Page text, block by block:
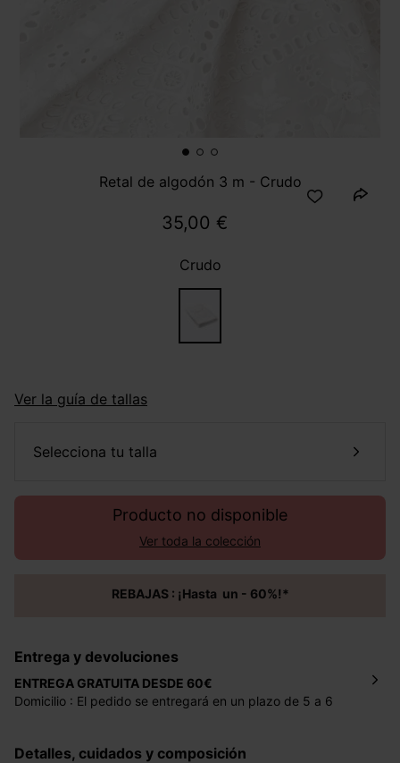
Retal de algodón 3 m - Crudo
35,00 €
Crudo
Ver la guía de tallas
selecciona tu talla
Producto no disponible
Ver toda la colección
REBAJAS : ¡Hasta un - 60%!*
Entrega y devoluciones
ENTREGA GRATUITA DESDE 60€
Domicilio : El pedido se entregará en un plazo de 5 a 6
Mondial Relay : El pedido se entregará en un plazo de 5
Detalles, cuidados y composición